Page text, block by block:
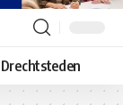
Drechtsteden